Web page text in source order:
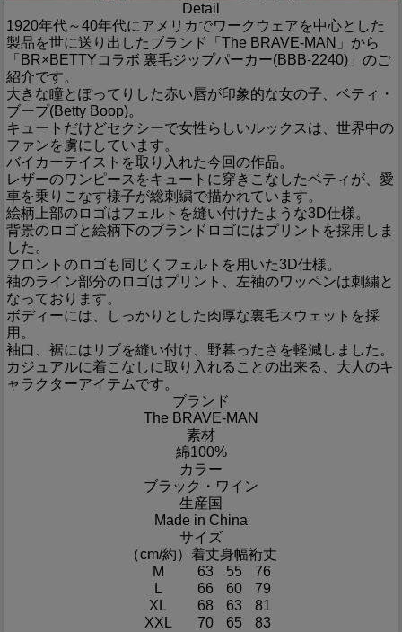
Detail
1920年代～40年代にアメリカでワークウェアを中心とした
製品を世に送り出したブランド「The BRAVE-MAN」から
「BR×BETTYコラボ 裏毛ジップパーカー(BBB-2240)」のご
紹介です。
大きな瞳とぽってりした赤い唇が印象的な女の子、ベティ・
ブープ(Betty Boop)。
キュートだけどセクシーで女性らしいルックスは、世界中の
ファンを虜にしています。
バイカーテイストを取り入れた今回の作品。
レザーのワンピースをキュートに穿きこなしたベティが、愛
車を乗りこなす様子が総刺繍で描かれています。
絵柄上部のロゴはフェルトを縫い付けたような3D仕様。
背景のロゴと絵柄下のブランドロゴにはプリントを採用しま
した。
フロントのロゴも同じくフェルトを用いた3D仕様。
袖のライン部分のロゴはプリント、左袖のワッペンは刺繍と
なっております。
ボディーには、しっかりとした肉厚な裏毛スウェットを採
用。
袖口、裾にはリブを縫い付け、野暮ったさを軽減しました。
カジュアルに着こなしに取り入れることの出来る、大人のキ
ャラクターアイテムです。
ブランド
The BRAVE-MAN
素材
綿100%
カラー
ブラック・ワイン
生産国
Made in China
サイズ
（cm/約） 着丈身幅裄丈
M
63 55
76
L
66 60
79
XL
68 63
81
XXL
70 65 83